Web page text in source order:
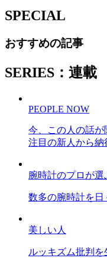
SPECIAL
おすすめの記事
SERIES：連載
PEOPLE NOW
今、この人の話が
注目の新人から納
腕時計のプロが選
数多の腕時計を日
美しい人
ルッキズム批判